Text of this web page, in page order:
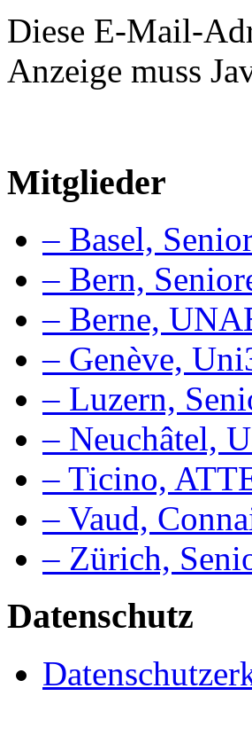
Diese E-Mail-
Anzeige muss
Mitglieder
– Basel,
– Bern,
– Berne,
– Genève,
– Luzern,
– Neuchâtel,
– Ticino,
– Vaud,
– Zürich,
Datenschutz